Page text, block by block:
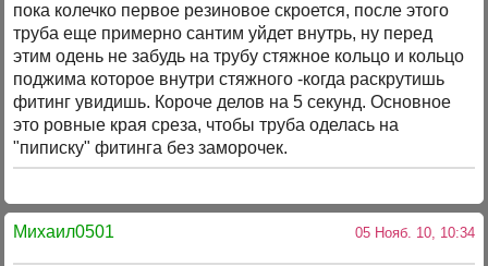
пока колечко первое резиновое скроется, после этого
труба еще примерно сантим уйдет внутрь, ну перед
этим одень не забудь на трубу стяжное кольцо и кольцо
поджима которое внутри стяжного -когда раскрутишь
фитинг увидишь. Короче делов на 5 секунд. Основное
это ровные края среза, чтобы труба оделась на
"пиписку" фитинга без заморочек.
Михаил0501 05 Нояб. 10, 10:34